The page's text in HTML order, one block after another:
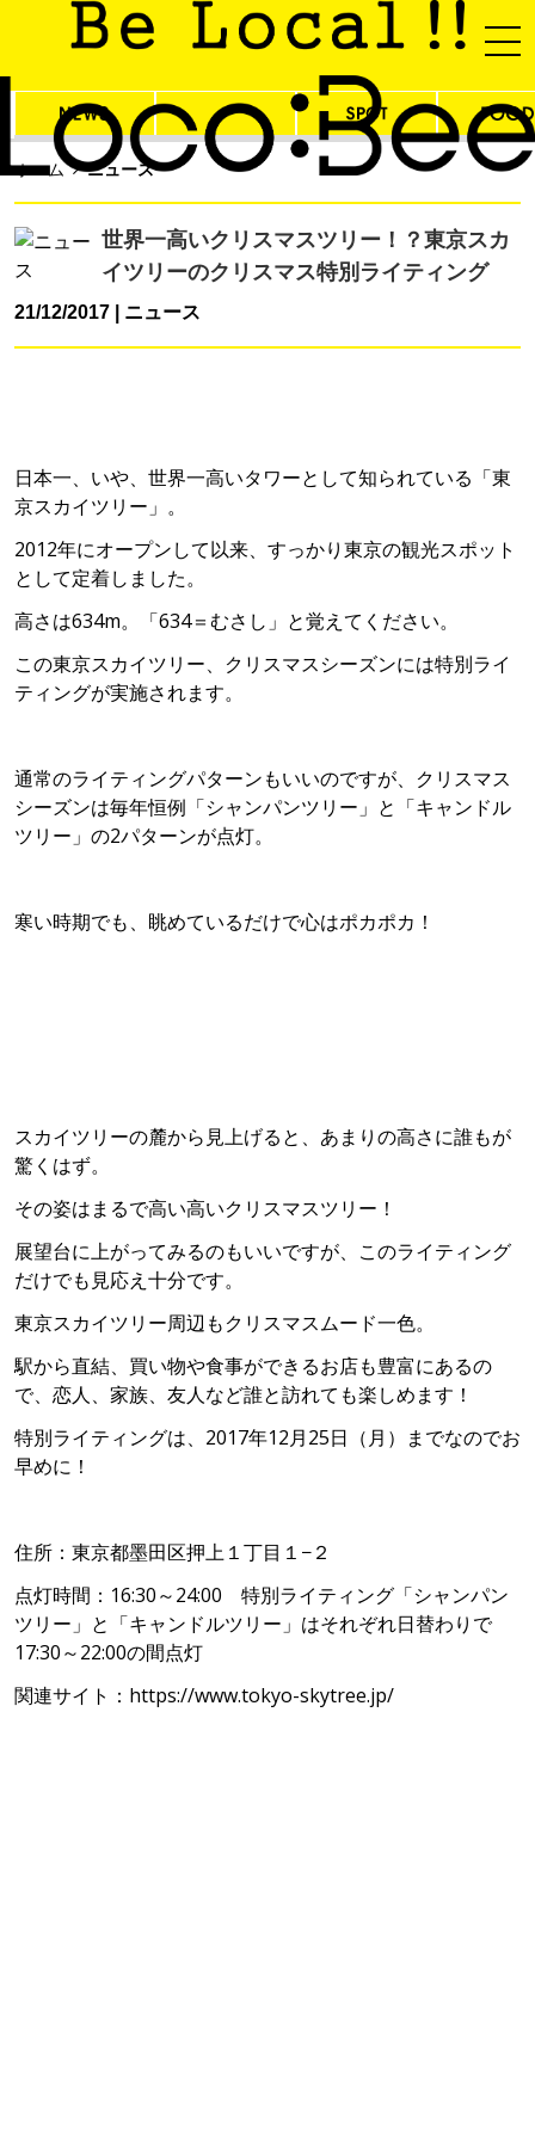
ホーム ニュース
世界一高いクリスマスツリー！？東京スカ
イツリーのクリスマス特別ライティング
21/12/2017 ニュース
日本一、いや、世界一高いタワーとして知られている「東
京スカイツリー」。
2012年にオープンして以来、すっかり東京の観光スポット
として定着しました。
高さは634m。「634＝むさし」と覚えてください。
この東京スカイツリー、クリスマスシーズンには特別ライ
ティングが実施されます。
通常のライティングパターンもいいのですが、クリスマス
シーズンは毎年恒例「シャンパンツリー」と「キャンドル
ツリー」の2パターンが点灯。
寒い時期でも、眺めているだけで心はポカポカ！
スカイツリーの麓から見上げると、あまりの高さに誰もが
驚くはず。
その姿はまるで高い高いクリスマスツリー！
展望台に上がってみるのもいいですが、このライティング
だけでも見応え十分です。
東京スカイツリー周辺もクリスマスムード一色。
駅から直結、買い物や食事ができるお店も豊富にあるの
で、恋人、家族、友人など誰と訪れても楽しめます！
特別ライティングは、2017年12月25日（月）までなのでお
早めに！
住所：東京都墨田区押上１丁目１−２
点灯時間：16:30～24:00 特別ライティング「シャンパン
ツリー」と「キャンドルツリー」はそれぞれ日替わりで
17:30～22:00の間点灯
関連サイト： https://www.tokyo-skytree.jp/